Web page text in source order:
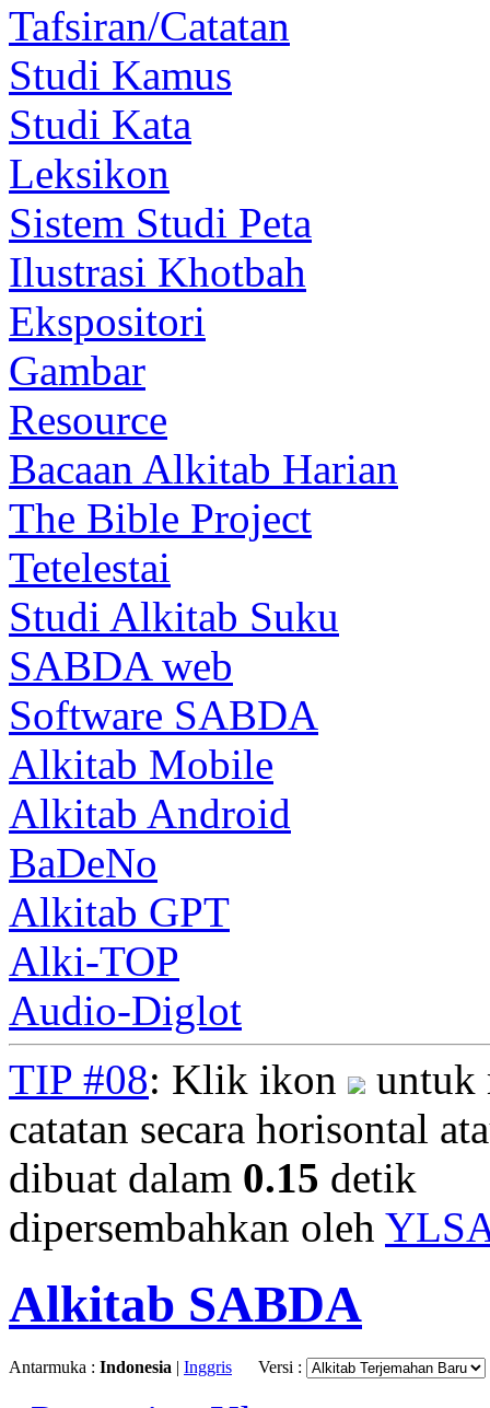
Tafsiran/Catatan
Studi Kamus
Studi Kata
Leksikon
Sistem Studi Peta
Ilustrasi Khotbah
Ekspositori
Gambar
Resource
Bacaan Alkitab Harian
The Bible Project
Tetelestai
Studi Alkitab Suku
SABDA web
Software SABDA
Alkitab Mobile
Alkitab Android
BaDeNo
Alkitab GPT
Alki-TOP
Audio-Diglot
TIP #08: Klik ikon
untuk
catatan secara horisontal
dibuat dalam 0.15 detik
dipersembahkan oleh
Alkitab SABDA
Antarmuka : Indonesia | Inggris Versi :